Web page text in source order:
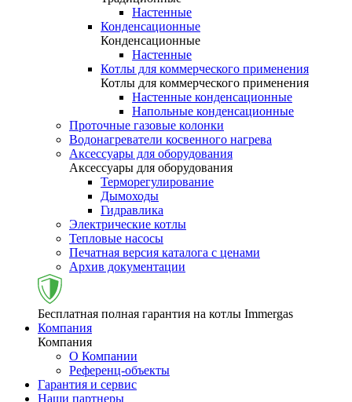
Настенные
Конденсационные
Конденсационные
Настенные
Котлы для коммерческого применения
Котлы для коммерческого применения
Настенные конденсационные
Напольные конденсационные
Проточные газовые колонки
Водонагреватели косвенного нагрева
Аксессуары для оборудования
Аксессуары для оборудования
Терморегулирование
Дымоходы
Гидравлика
Электрические котлы
Тепловые насосы
Печатная версия каталога с ценами
Архив документации
Бесплатная полная гарантия на котлы Immergas
Компания
Компания
О Компании
Референц-объекты
Гарантия и сервис
Наши партнеры